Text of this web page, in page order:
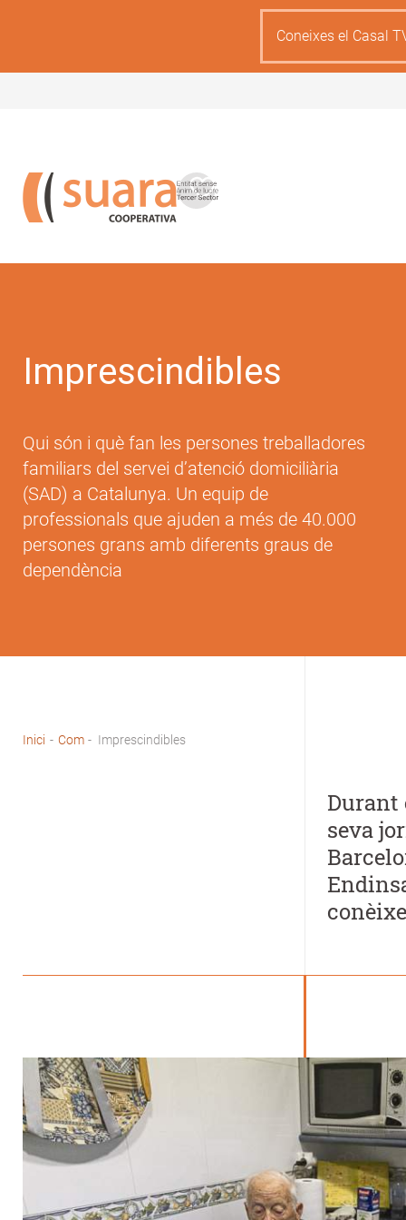
content
Coneixes el Casal
Imprescindibles
Qui són i què fan les persones treballadores
familiars del servei d’atenció domiciliària
(SAD) a Catalunya. Un equip de
professionals que ajuden a més de 40.000
persones grans amb diferents graus de
dependència
Inici - Com - Imprescindibles
Durant
seva